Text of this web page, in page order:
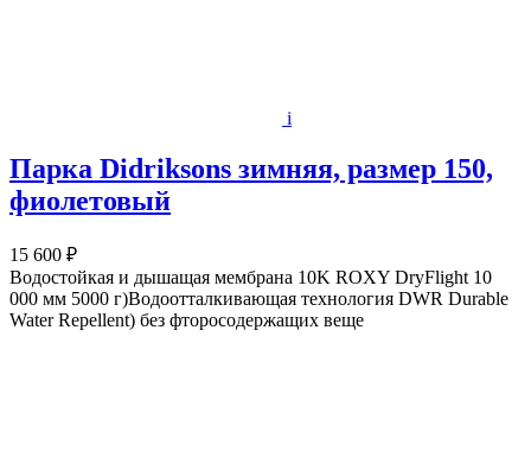
i
Парка Didriksons зимняя, размер 150,
фиолетовый
15 600 ₽
Водостойкая и дышащая мембрана 10K ROXY DryFlight 10
000 мм 5000 г)Водоотталкивающая технология DWR Durable
Water Repellent) без фторосодержащих веще